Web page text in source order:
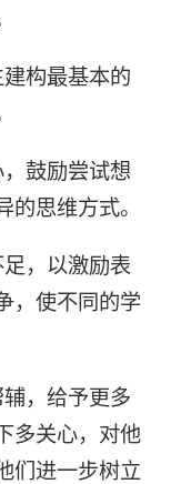
构最基本的
鼓励尝试想
思维方式。
，以激励表
，使不同的学
，给予更多
多关心，对他
们进一步树立